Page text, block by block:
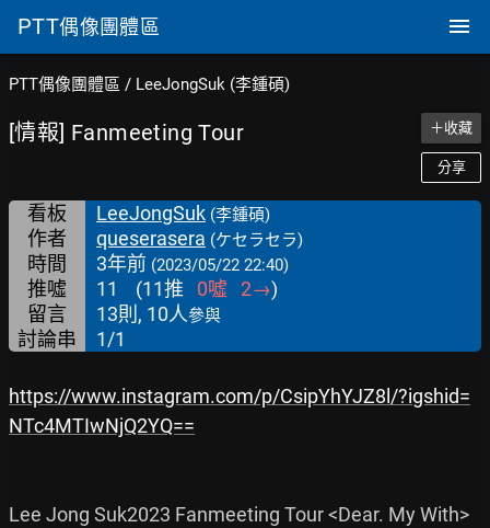
PTT偶像團體區
PTT偶像團體區 / LeeJongSuk (李鍾碩)
[情報] Fanmeeting Tour ＋收藏
分享
看板 LeeJongSuk (李鍾碩)
作者 queserasera (ケセラセラ)
時間 3年前 (2023/05/22 22:40)
推噓 11 (11推 0噓 2→)
留言
13則, 10人參與
討論串 1/1
https://www.instagram.com/p/CsipYhYJZ8l/?igshid=
NTc4MTIwNjQ2YQ==
Lee Jong Suk2023 Fanmeeting Tour <Dear. My With>